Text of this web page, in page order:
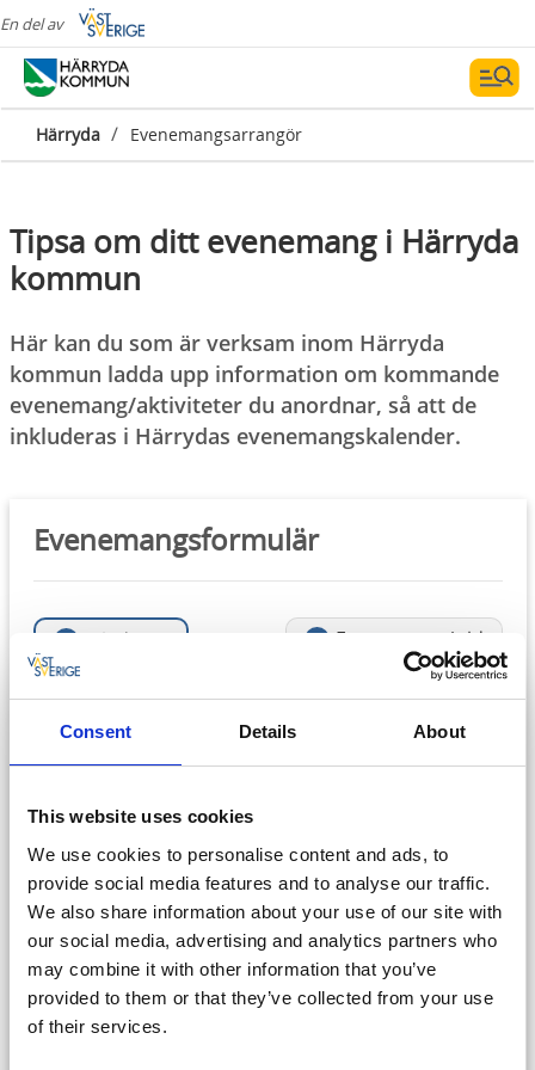
Consent Details About
This website uses cookies
We use cookies to personalise content and ads, to
provide social media features and to analyse our traffic.
We also share information about your use of our site with
our social media, advertising and analytics partners who
may combine it with other information that you’ve
provided to them or that they’ve collected from your use
of their services.
En del av
Härryda / Evenemangsarrangör
Tipsa om ditt evenemang i Härryda
kommun
Här kan du som är verksam inom Härryda
kommun ladda upp information om kommande
evenemang/aktiviteter du anordnar, så att de
inkluderas i Härrydas evenemangskalender.
Evenemangsformulär
1 Inledning 2 Evenemangsbild
3 Kontaktinformation 4 Övrigt
Evenemangsnamn*
Evenemangsnamn får vara max 60 tecken långt.
tecken kvar)
Ort för evenemanget*
Ort för evenemanget får vara max 40 tecken långt.
(40 tecken kvar)